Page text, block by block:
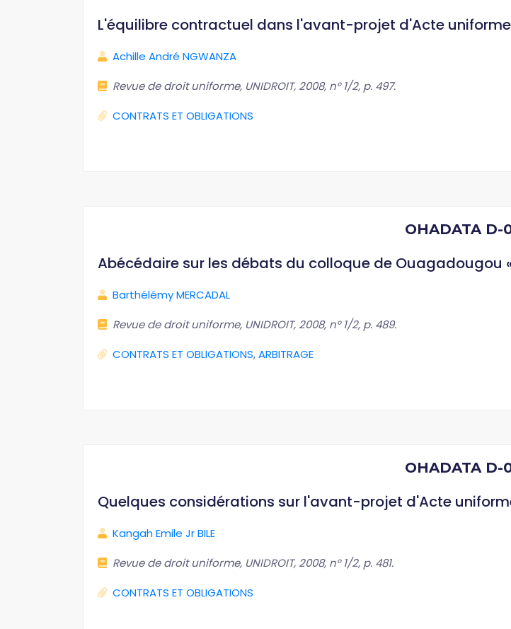
L'équilibre contractuel dans l'avant-projet d'Acte
Achille André NGWANZA
Revue de droit uniforme, UNIDROIT, 2008, n° 1/2, p. 497.
CONTRATS ET OBLIGATIONS
OHADATA D-
Abécédaire sur les débats du colloque de Ouagadougou
Barthélémy MERCADAL
Revue de droit uniforme, UNIDROIT, 2008, n° 1/2, p. 489.
CONTRATS ET OBLIGATIONS,ARBITRAGE
OHADATA D-
Quelques considérations sur l'avant-projet d'Acte
Kangah Emile Jr BILE
Revue de droit uniforme, UNIDROIT, 2008, n° 1/2, p. 481.
CONTRATS ET OBLIGATIONS